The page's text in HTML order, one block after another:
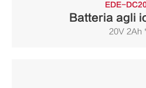
EDE-
Batteria agli
20V 2Ah